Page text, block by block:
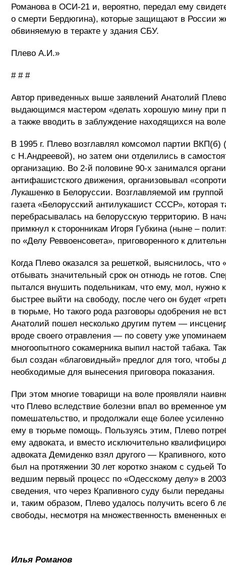
Романова в ОСИ-21 и, вероятно, передал ему
о смерти Бердюгина), которые защищают в России
обвиняемую в теракте у здания СБУ.
Плево А.И.»
# # #
Автор приведенных выше заявлений Анатолий
выдающимся мастером «делать хорошую мину при
а также вводить в заблуждение находящихся на
В 1995 г. Плево возглавлял комсомол партии ВКП(б)
с Н.Андреевой), но затем они отделились в
организацию. Во 2-й половине 90-х занимался
антифашистского движения, организовывал
Лукашенко в Белоруссии. Возглавляемой им группой
газета «Белорусский антилукашист СССР», которая
перебрасывалась на белорусскую территорию. В
примкнул к сторонникам Игоря Губкина (ныне –
по «Делу Реввоенсовета», приговоренного к
Когда Плево оказался за решеткой, выяснилось, что
отбывать значительный срок он отнюдь не готов.
пытался внушить подельникам, что ему, мол, нужно
быстрее выйти на свободу, после чего он будет
в тюрьме, Но такого рода разговоры одобрения не
Анатолий пошел несколько другим путем —
вроде своего отравления — по совету уже
многоопытного сокамерника выпил настой табака.
был создан «благовидный» предлог для того, чтобы
необходимые для вынесения приговора показания.
При этом многие товарищи на воле проявляли
что Плево вследствие болезни впал во временное
помешательство, и продолжали еще более усиленно
ему в тюрьме помощь. Пользуясь этим, Плево
ему адвоката, и вместо исключительно
адвоката Демиденко взял другого — Крапивного,
был на протяжении 30 лет коротко знаком с судьей
ведшим первый процесс по «Одесскому делу» в
сведения, что через Крапивного суду были переданы
и, таким образом, Плево удалось получить всего 6
свободы, несмотря на множественность вмененных
Илья Романов